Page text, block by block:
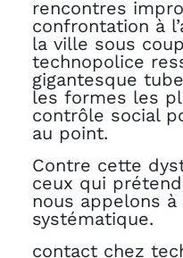
rencontres
confrontation à
la ville sous
technopolice
gigantesque
les formes les
contrôle social
au point.
Contre cette
ceux qui
nous appelons
systématique.
contact chez